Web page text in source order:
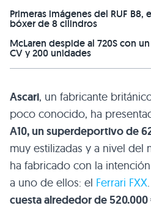
Primeras imágenes del RUF B8,
bóxer de 8 cilindros
McLaren despide al 720S con
CV y 200 unidades
Ascari, un fabricante
poco conocido, ha
A10, un superdeportivo de
muy estilizadas y a nivel del
ha fabricado con la
a uno de ellos: el Ferrari FXX
cuesta alrededor de 520.000